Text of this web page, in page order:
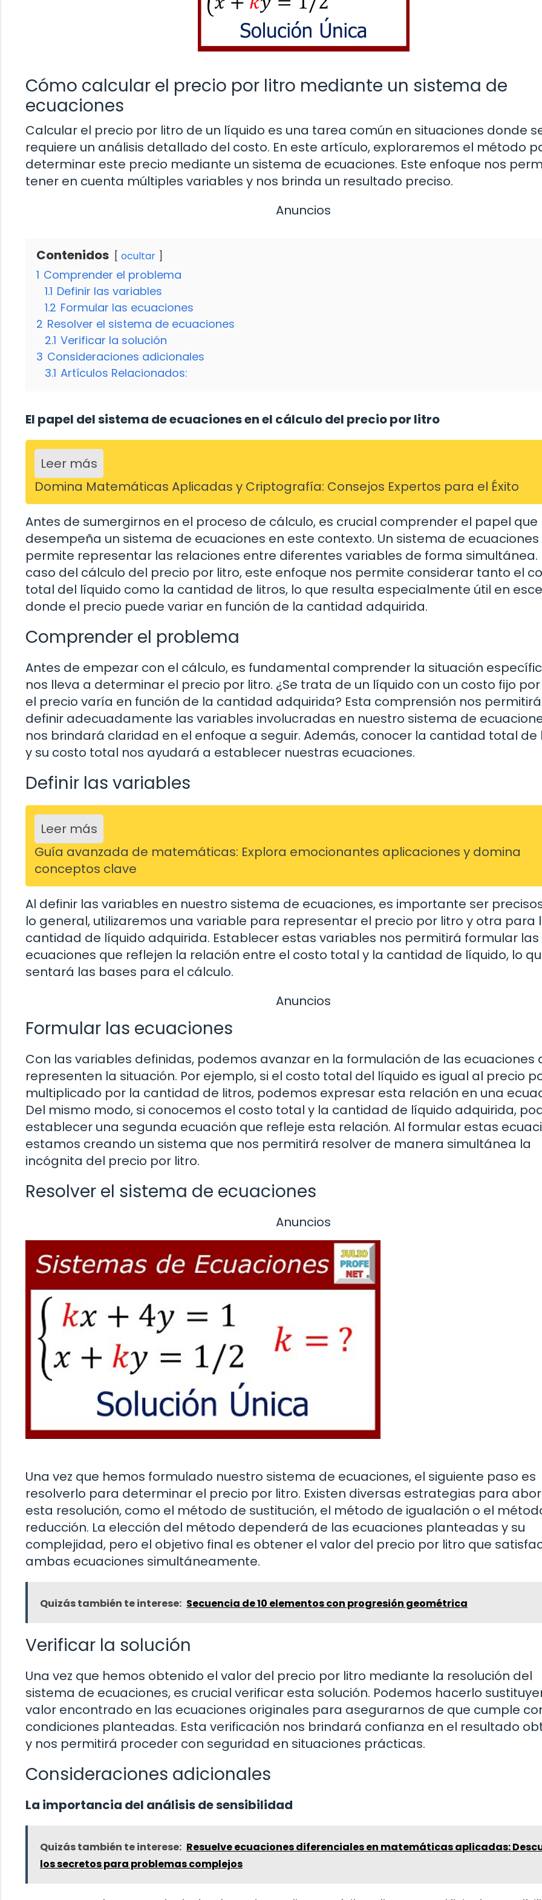
Cómo calcular el precio por litro mediante un sistema de
ecuaciones
Calcular el precio por litro de un líquido es una tarea común en situaciones donde
requiere un análisis detallado del costo. En este artículo, exploraremos el método
determinar este precio mediante un sistema de ecuaciones. Este enfoque nos
tener en cuenta múltiples variables y nos brinda un resultado preciso.
Anuncios
Contenidos ocultar
1 Comprender el problema
1.1 Definir las variables
1.2 Formular las ecuaciones
2 Resolver el sistema de ecuaciones
2.1 Verificar la solución
3 Consideraciones adicionales
3.1 Artículos Relacionados:
El papel del sistema de ecuaciones en el cálculo del precio por litro
Leer más
Domina Matemáticas Aplicadas y Criptografía: Consejos Expertos para el Éxito
Antes de sumergirnos en el proceso de cálculo, es crucial comprender el papel que
desempeña un sistema de ecuaciones en este contexto. Un sistema de ecuaciones
permite representar las relaciones entre diferentes variables de forma simultánea.
caso del cálculo del precio por litro, este enfoque nos permite considerar tanto el
total del líquido como la cantidad de litros, lo que resulta especialmente útil en
donde el precio puede variar en función de la cantidad adquirida.
Comprender el problema
Antes de empezar con el cálculo, es fundamental comprender la situación
nos lleva a determinar el precio por litro. ¿Se trata de un líquido con un costo fijo
el precio varía en función de la cantidad adquirida? Esta comprensión nos permitirá
definir adecuadamente las variables involucradas en nuestro sistema de
nos brindará claridad en el enfoque a seguir. Además, conocer la cantidad total de
y su costo total nos ayudará a establecer nuestras ecuaciones.
Definir las variables
Leer más
Guía avanzada de matemáticas: Explora emocionantes aplicaciones y domina
conceptos clave
Al definir las variables en nuestro sistema de ecuaciones, es importante ser
lo general, utilizaremos una variable para representar el precio por litro y otra para
cantidad de líquido adquirida. Establecer estas variables nos permitirá formular las
ecuaciones que reflejen la relación entre el costo total y la cantidad de líquido, lo
sentará las bases para el cálculo.
Anuncios
Formular las ecuaciones
Con las variables definidas, podemos avanzar en la formulación de las ecuaciones
representen la situación. Por ejemplo, si el costo total del líquido es igual al precio
multiplicado por la cantidad de litros, podemos expresar esta relación en una
Del mismo modo, si conocemos el costo total y la cantidad de líquido adquirida,
establecer una segunda ecuación que refleje esta relación. Al formular estas
estamos creando un sistema que nos permitirá resolver de manera simultánea la
incógnita del precio por litro.
Resolver el sistema de ecuaciones
Anuncios
Una vez que hemos formulado nuestro sistema de ecuaciones, el siguiente paso es
resolverlo para determinar el precio por litro. Existen diversas estrategias para
esta resolución, como el método de sustitución, el método de igualación o el
reducción. La elección del método dependerá de las ecuaciones planteadas y su
complejidad, pero el objetivo final es obtener el valor del precio por litro que
ambas ecuaciones simultáneamente.
Quizás también te interese: Secuencia de 10 elementos con progresión geométrica
Verificar la solución
Una vez que hemos obtenido el valor del precio por litro mediante la resolución del
sistema de ecuaciones, es crucial verificar esta solución. Podemos hacerlo
valor encontrado en las ecuaciones originales para asegurarnos de que cumple
condiciones planteadas. Esta verificación nos brindará confianza en el resultado
y nos permitirá proceder con seguridad en situaciones prácticas.
Consideraciones adicionales
La importancia del análisis de sensibilidad
Quizás también te interese: Resuelve ecuaciones diferenciales en matemáticas aplicadas:
los secretos para problemas complejos